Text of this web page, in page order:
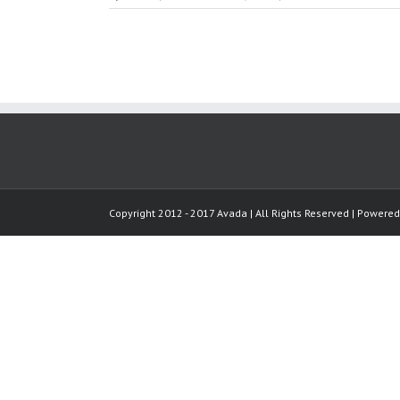
Copyright 2012 - 2017 Avada | All Rights Reserved |